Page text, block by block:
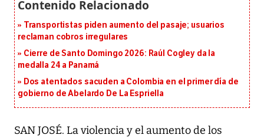
Transportistas piden aumento del pasaje; usuarios
reclaman cobros irregulares
Cierre de Santo Domingo 2026: Raúl Cogley da la
medalla 24 a Panamá
Dos atentados sacuden a Colombia en el primer día de
gobierno de Abelardo De La Espriella
SAN JOSÉ. La violencia y el aumento de los